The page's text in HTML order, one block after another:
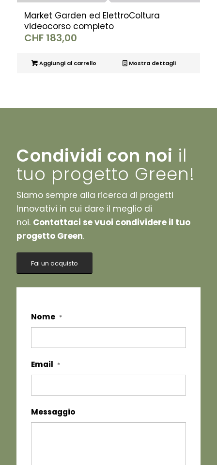
Market Garden ed ElettroColtura
videocorso completo
CHF183,00
Aggiungi al carrello Mostra dettagli
Condividi con noi il
tuo progetto Green!
Siamo sempre alla ricerca di progetti
Innovativi in cui dare il meglio di
noi. Contattaci se vuoi condividere il tuo
progetto Green.
Fai un acquisto
Nome *
Email *
Messaggio